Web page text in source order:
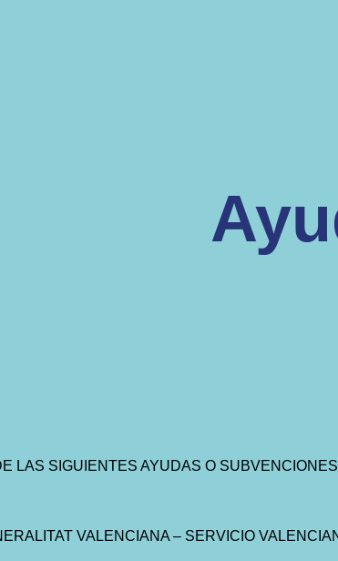
LAS SIGUIENTES AYUDAS O
VALENCIANA – SERVICIO